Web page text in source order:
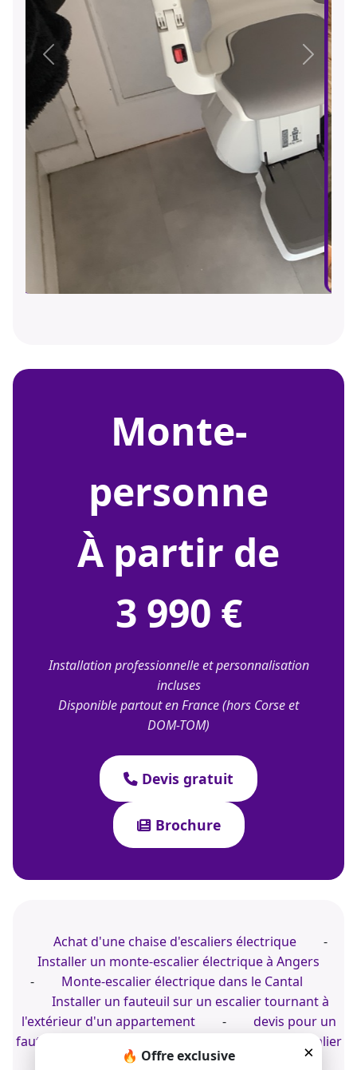
Précédent Suivant
monte-
personne
À partir de
3 990 €
Installation professionnelle et personnalisation
incluses
Disponible partout en France (hors Corse et
DOM-TOM)
Devis gratuit
Brochure
×
🔥 Offre exclusive
Achat d'une chaise d'escaliers électrique
-
Installer un monte-escalier électrique à Angers
-
Monte-escalier électrique dans le Cantal
Installer un fauteuil sur un escalier tournant à
l'extérieur d'un appartement
-
devis pour un
fauteuil électrique
Achat d'un monte-escalier
électrique à Grenoble